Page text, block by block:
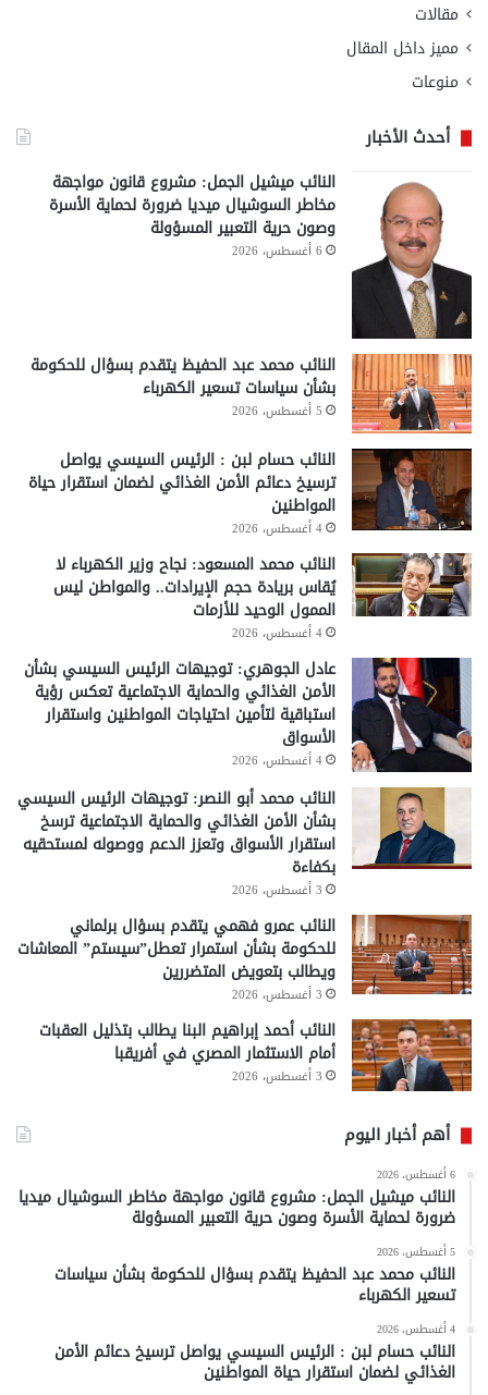
مقالات
مميز داخل المقال
منوعات
أحدث الأخبار
النائب ميشيل الجمل: مشروع قانون مواجهة
مخاطر السوشيال ميديا ضرورة لحماية الأسرة
وصون حرية التعبير المسؤولة
6 أغسطس، 2026
النائب محمد عبد الحفيظ يتقدم بسؤال للحكومة
بشأن سياسات تسعير الكهرباء
5 أغسطس، 2026
النائب حسام لبن : الرئيس السيسي يواصل
ترسيخ دعائم الأمن الغذائي لضمان استقرار حياة
المواطنين
4 أغسطس، 2026
النائب محمد المسعود: نجاح وزير الكهرباء لا
يُقاس بريادة حجم الإيرادات.. والمواطن ليس
الممول الوحيد للأزمات
4 أغسطس، 2026
عادل الجوهري: توجيهات الرئيس السيسي بشأن
الأمن الغذائي والحماية الاجتماعية تعكس رؤية
استباقية لتأمين احتياجات المواطنين واستقرار
الأسواق
4 أغسطس، 2026
النائب محمد أبو النصر: توجيهات الرئيس السيسي
بشأن الأمن الغذائي والحماية الاجتماعية ترسخ
استقرار الأسواق وتعزز الدعم ووصوله لمستحقيه
بكفاءة
3 أغسطس، 2026
النائب عمرو فهمي يتقدم بسؤال برلماني
للحكومة بشأن استمرار تعطل”سيستم” المعاشات
ويطالب بتعويض المتضررين
3 أغسطس، 2026
النائب أحمد إبراهيم البنا يطالب بتذليل العقبات
أمام الاستثمار المصري في أفريقبا
3 أغسطس، 2026
أهم أخبار اليوم
6 أغسطس، 2026
النائب ميشيل الجمل: مشروع قانون مواجهة مخاطر السوشيال ميديا
ضرورة لحماية الأسرة وصون حرية التعبير المسؤولة
5 أغسطس، 2026
النائب محمد عبد الحفيظ يتقدم بسؤال للحكومة بشأن سياسات
تسعير الكهرباء
4 أغسطس، 2026
النائب حسام لبن : الرئيس السيسي يواصل ترسيخ دعائم الأمن
الغذائي لضمان استقرار حياة المواطنين